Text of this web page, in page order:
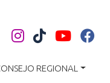
REGIONAL